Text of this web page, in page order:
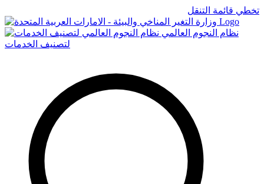
تخطي قائمة التنقل
Logo
نظام النجوم العالمي
لتصنيف الخدمات